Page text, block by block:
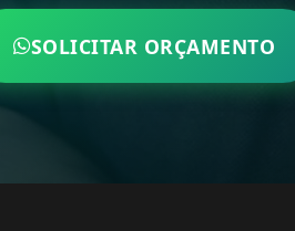
SOLICITAR ORÇAMENTO